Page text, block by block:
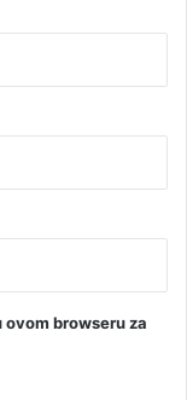
browseru za